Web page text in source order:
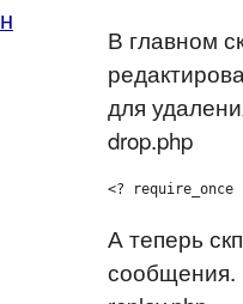
В главном
для
drop.php
<? require_once
А теперь
сообщения.